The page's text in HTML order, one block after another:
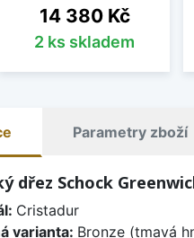
Cena
14 380 Kč
2 ks skladem
Parametry zboží
dřez Schock
Cristadur
varianta: Bronze (tmavá